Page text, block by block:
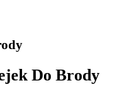
Do Brody